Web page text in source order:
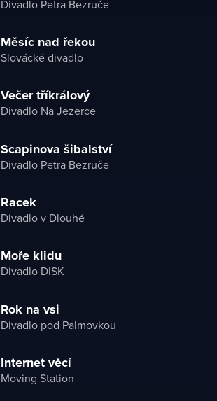
Divadlo Petra Bezruče
Měsíc nad řekou
Slovácké divadlo
Večer tříkrálový
Divadlo Na Jezerce
Scapinova šibalství
Divadlo Petra Bezruče
Racek
Divadlo v Dlouhé
Moře klidu
Divadlo DISK
Rok na vsi
Divadlo pod Palmovkou
Internet věcí
Moving Station